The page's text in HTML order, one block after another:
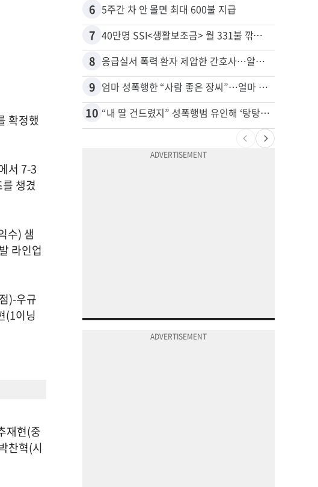
확정했
서 7-3
챙겼
수) 샘
라인업
)-우규
(1이닝
재현(중
찬혁(시
6 5주간 차 안 몰면 최대 600불 지급
7 40만명 SSI<생활보조금> 월 331불 깎이나
8 응급실서 폭력 환자 제압한 간호사…알고 보니
9 엄마 성폭행한 “사람 좋은 장씨”…얼마 뒤 딸 배도 불러왔다
10 “내 딸 건드렸지” 성폭행범 유인해 ‘탕탕’…아빠의 복수 결말